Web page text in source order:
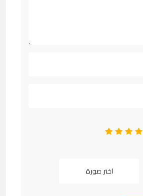
5
4
3
2
اختر صورة